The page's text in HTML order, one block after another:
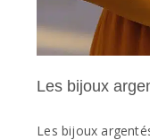
Les bijoux
Les bijoux